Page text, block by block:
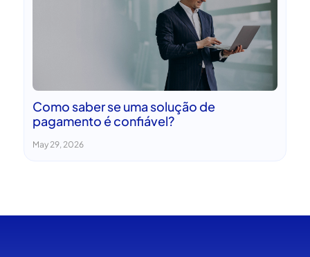
Como saber se uma solução de
pagamento é confiável?
May 29, 2026